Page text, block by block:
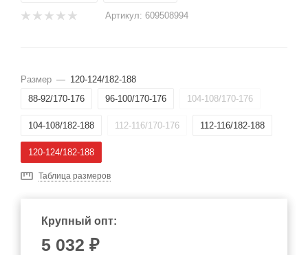
Артикул: 609508994
Размер — 120-124/182-188
88-92/170-176
96-100/170-176 104-108/170-176
104-108/182-188 112-116/170-176 112-116/182-188
120-124/182-188
Таблица размеров
Крупный опт:
5 032 ₽